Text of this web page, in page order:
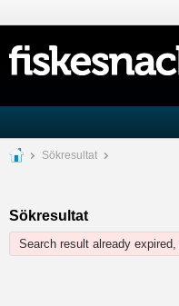
Sökresultat
Sökresultat
Search result already